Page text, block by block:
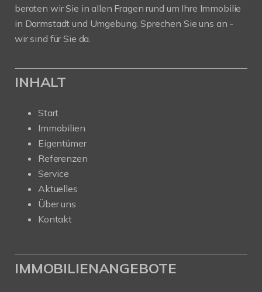
beraten wir Sie in allen Fragen rund um Ihre Immobilie
in Darmstadt und Umgebung. Sprechen Sie uns an -
wir sind für Sie da.
INHALT
Start
Immobilien
Eigentümer
Referenzen
Service
Aktuelles
Über uns
Kontakt
IMMOBILIENANGEBOTE